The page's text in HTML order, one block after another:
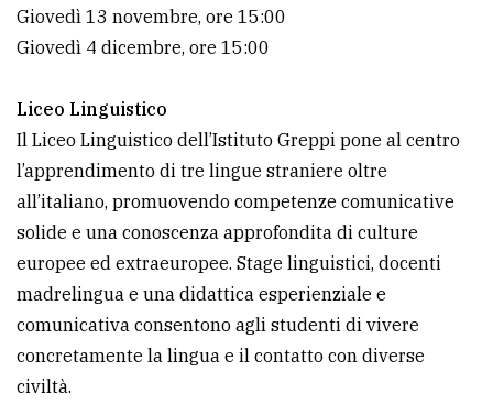
Giovedì 13 novembre, ore 15:00
Giovedì 4 dicembre, ore 15:00
Liceo Linguistico
Il Liceo Linguistico dell’Istituto Greppi pone al centro
l’apprendimento di tre lingue straniere oltre
all’italiano, promuovendo competenze comunicative
solide e una conoscenza approfondita di culture
europee ed extraeuropee. Stage linguistici, docenti
madrelingua e una didattica esperienziale e
comunicativa consentono agli studenti di vivere
concretamente la lingua e il contatto con diverse
civiltà.